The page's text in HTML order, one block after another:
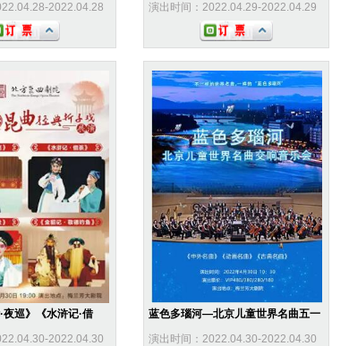
2022.04.28
演出时间：2022.04.29-2022.04.29
夜巡》《水浒记·借
2022.04.30
蓝色多瑙河—北京儿童世界名曲五一
演出时间：2022.04.30-2022.04.30